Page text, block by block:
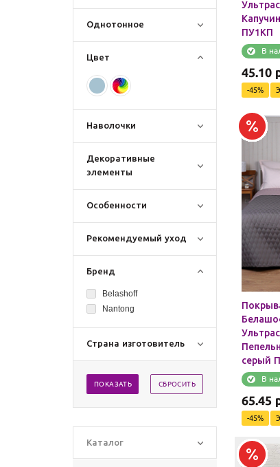
Однотонное
Цвет
Наволочки
Декоративные
элементы
Особенности
Рекомендуемый уход
Бренд
Belashoff
Nantong
Страна изготовитель
ПОКАЗАТЬ СБРОСИТЬ
Каталог
ПУ1КП
В
45.10
-45%
серый
В
65.45
-45%